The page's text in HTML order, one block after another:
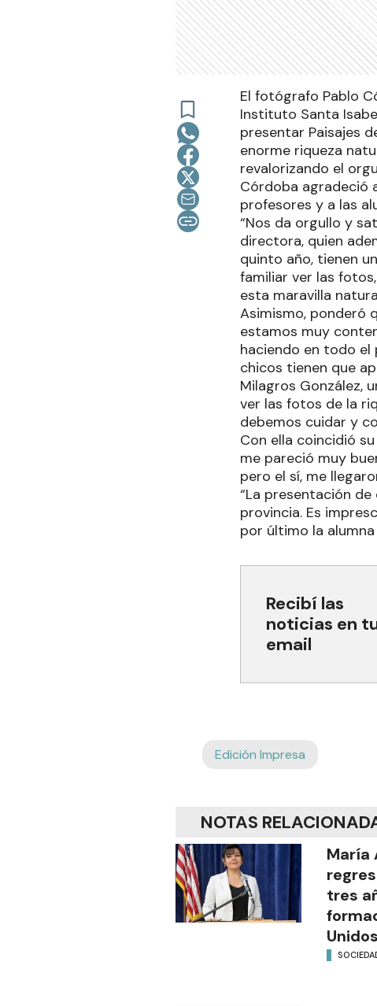
El fotógrafo Pablo
Instituto Santa
presentar Paisajes
enorme riqueza
revalorizando el
Córdoba agradeció
profesores y a las
“Nos da orgullo y
directora, quien
quinto año, tienen
familiar ver las
esta maravilla
Asimismo, ponderó
estamos muy
haciendo en todo el
chicos tienen que
Milagros González,
ver las fotos de la
debemos cuidar y
Con ella coincidió
me pareció muy
pero el sí, me
“La presentación
provincia. Es
por último la
Recibí las
noticias en
email
Edición Impresa
NOTAS
María
tres
Unidos